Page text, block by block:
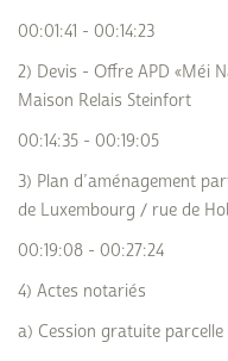
00:01:41 - 00:14:23
2) Devis - Offre APD «Méi
Maison Relais Steinfort
00:14:35 - 00:19:05
3) Plan d’aménagement
de Luxembourg / rue de
00:19:08 - 00:27:24
4) Actes notariés
a) Cession gratuite parcelle